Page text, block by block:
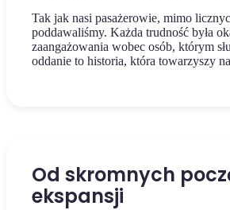
Tak jak nasi pasażerowie, mimo
poddawaliśmy. Każda trudność była
zaangażowania wobec osób, którym
oddanie to historia, która towarzyszy
Od skromnych
ekspansji